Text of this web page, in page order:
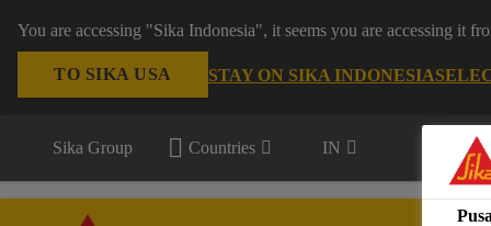
You are accessing "Sika Indonesia", it seems you are accessing it
TO SIKA USA STAY ON SIKA INDONESIA
Sika Group Countries IN